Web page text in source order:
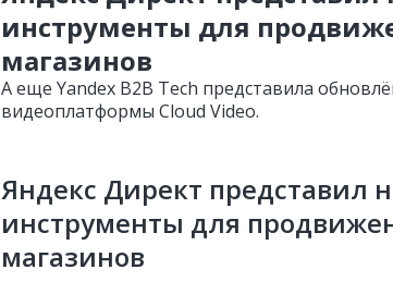
инструменты для
магазинов
А еще Yandex B2B Tech представила
видеоплатформы Cloud Video.
Яндекс Директ представил
инструменты для
магазинов